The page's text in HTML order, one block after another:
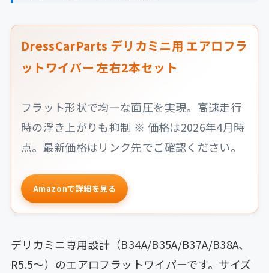
DressCarParts デリカミニ用 エアロフラ
ットワイパー 左右2本セット
フラット形状で均一な面圧を実現。高速走行
時の浮き上がりも抑制 ※ 価格は2026年4月時
点。最新価格はリンク先でご確認ください。
Amazonで詳細を見る
デリカミニ専用設計（B34A/B35A/B37A/B38A、
R5.5〜）のエアロフラットワイパーです。サイズ